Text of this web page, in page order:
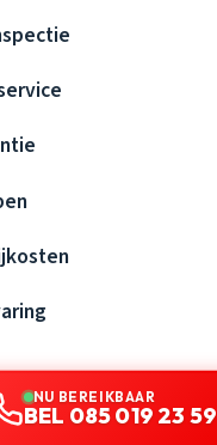
NU BEREIKBAAR
BEL 085 019 23 59